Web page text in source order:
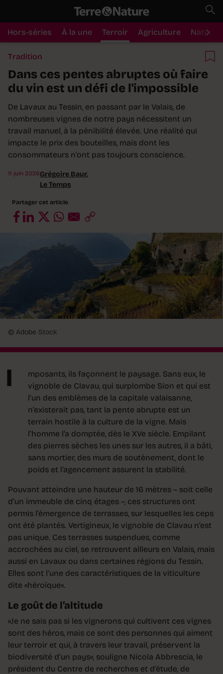
Hors-séries À la une Terroir Agriculture Nature
Tradition
Dans ces pentes abruptes où faire
du vin est un défi de l'impossible
De Lavaux au Tessin, en passant par le Valais, de
nombreuses vignes de notre pays nécessitent un
travail manuel, à la pénibilité élevée. Une réalité qui
impacte le prix des bouteilles, mais dont les
consommateurs n'ont pas toujours conscience.
11 juin 2026Grégoire Baur,
Le Temps
Partager cet article
© Adobe Stock
I
mposants, ils façonnent le paysage. Sans eux, le
vignoble de Clavau, qui surplombe Sion et qui est
l’un des emblèmes de la capitale valaisanne,
n’existerait pas, tant la pente abrupte est un
terrain hostile à la culture de la vigne. Mais
l’homme l’a domptée, dès le XVe siècle. Empilant
des pierres sèches les unes sur les autres, il a bâti,
sans mortier, des murs de soutènement, dont le
poids et l’agencement assurent la stabilité.
Pouvant atteindre une hauteur de 16 mètres – soit celle
d’un immeuble de cinq étages –, ces structures ont
permis l’émergence de terrasses, sur lesquelles les ceps
ont été plantés. Vertigineux, le vignoble de Clavau n’est
pas unique. Ces terrasses suspendues, comme
accrochées au ciel, se retrouvent ailleurs en Valais, mais
aussi en Lavaux ou dans certaines régions du Tessin.
Elles sont l’une des caractéristiques de la viticulture
dite «héroïque».
Le goût de l’altitude
«Je ne sais pas si les vignerons qui cultivent ces vignes
sont des héros, mais ce sont des personnes qui aiment
leur terroir et qui, à travers leur travail, préservent la
biodiversité d’un pays», souligne Nicola Abbrescia, le
président du Centre de recherches et d’étude, de